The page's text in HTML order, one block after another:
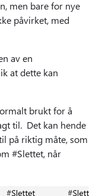
men bare for nye
påvirket, med
av en
at dette kan
brukt for å
til. Det kan hende
på riktig måte, som
#Slettet, når